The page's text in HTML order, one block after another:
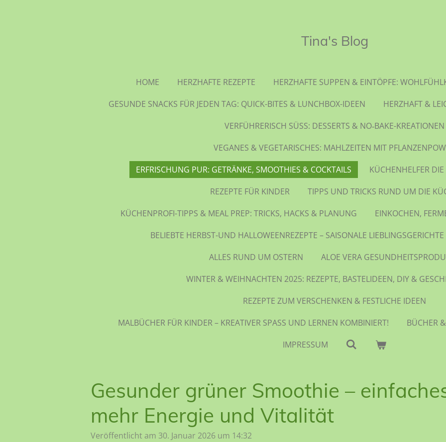
Tina's Blog
HOME HERZHAFTE REZEPTE
HERZHAFTE SUPPEN & EINTÖPFE:
GESUNDE SNACKS FÜR JEDEN TAG: QUICK-BITES & LUNCHBOX-IDEEN
HERZHAFT &
VERFÜHRERISCH SÜSS: DESSERTS & NO‑BAKE-KREATIONEN
VEGANES & VEGETARISCHES: MAHLZEITEN MIT
ERFRISCHUNG PUR: GETRÄNKE, SMOOTHIES & COCKTAILS
KÜCHENHELFER
REZEPTE FÜR KINDER
TIPPS UND TRICKS RUND UM DIE
KÜCHENPROFI-TIPPS & MEAL PREP: TRICKS, HACKS & PLANUNG
EINKOCHEN,
BELIEBTE HERBST-UND HALLOWEENREZEPTE – SAISONALE
ALLES RUND UM OSTERN
ALOE VERA
WINTER & WEIHNACHTEN 2025: REZEPTE, BASTELIDEEN, DIY &
REZEPTE ZUM VERSCHENKEN & FESTLICHE IDEEN
MALBÜCHER FÜR KINDER – KREATIVER SPASS UND LERNEN KOMBINIERT!
BÜCHER
IMPRESSUM
Gesunder grüner Smoothie –
mehr Energie und Vitalität
Veröffentlicht am 30. Januar 2026 um 14:32